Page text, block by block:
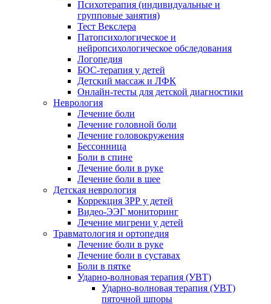
Психотерапия (индивидуальные и
групповые занятия)
Тест Векслера
Патопсихологическое и
нейропсихологическое обследования
Логопедия
БОС-терапия у детей
Детский массаж и ЛФК
Онлайн-тесты для детской диагностики
Неврология
Лечение боли
Лечение головной боли
Лечение головокружения
Бессонница
Боли в спине
Лечение боли в руке
Лечение боли в шее
Детская неврология
Коррекция ЗРР у детей
Видео-ЭЭГ мониторинг
Лечение мигрени у детей
Травматология и ортопедия
Лечение боли в руке
Лечение боли в суставах
Боли в пятке
Ударно-волновая терапия (УВТ)
Ударно-волновая терапия (УВТ)
пяточной шпоры